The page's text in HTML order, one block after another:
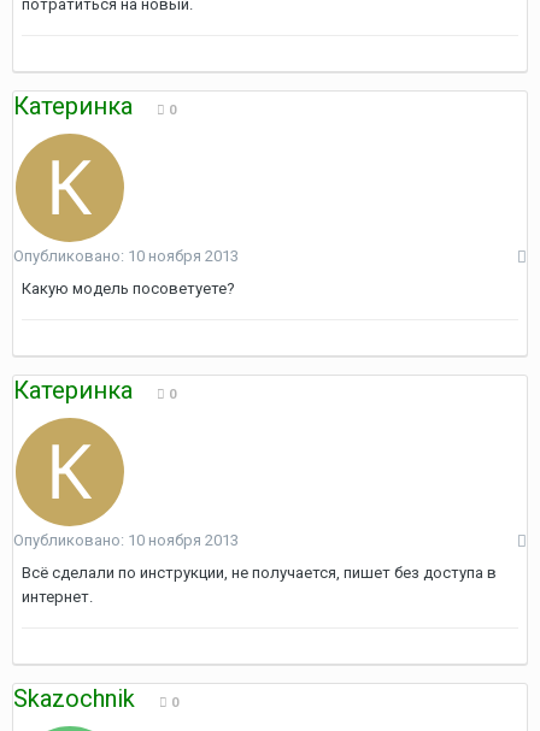
потратиться на новый.
Катеринка 0
Опубликовано: 10 ноября 2013
Какую модель посоветуете?
Катеринка 0
Опубликовано: 10 ноября 2013
Всё сделали по инструкции, не получается, пишет без доступа в
интернет.
Skazochnik 0